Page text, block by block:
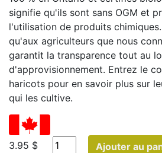
signifie qu'ils sont sans OGM et
l'utilisation de produits
qu'aux agriculteurs que nous
garantit la transparence tout au
d'approvisionnement. Entrez le
haricots pour en savoir plus sur
qui les cultive.
3.95 $ Ajouter au